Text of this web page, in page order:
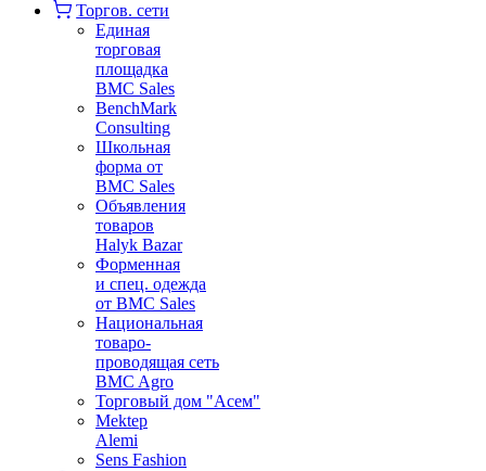
Торгов. сети
Единая
торговая
площадка
BMC Sales
BenchMark
Consulting
Школьная
форма от
BMC Sales
Объявления
товаров
Halyk Bazar
Форменная
и спец. одежда
от BMC Sales
Национальная
товаро-
проводящая сеть
BMC Agro
Торговый дом "Асем"
Mektep
Alemi
Sens Fashion